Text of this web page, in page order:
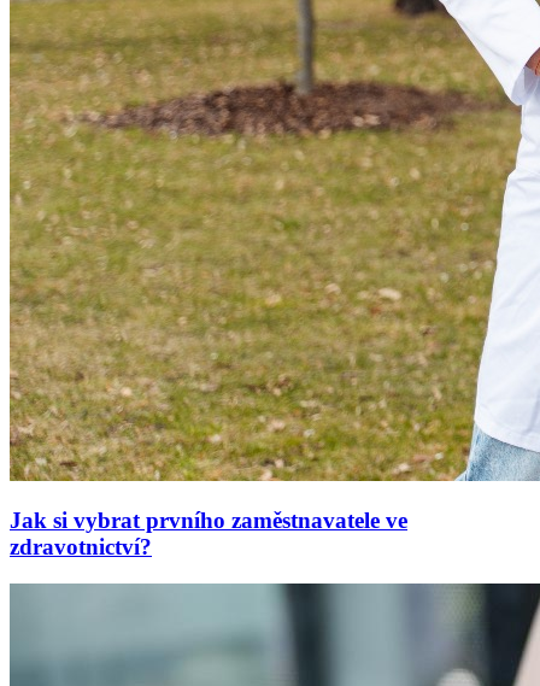
Jak si vybrat prvního zaměstnavatele ve
zdravotnictví?